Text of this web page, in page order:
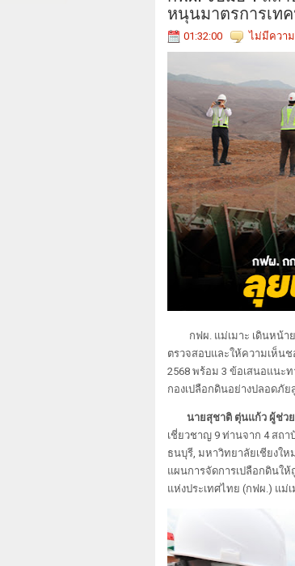
หนุนมาตรการเท
01:32:00 ไม่มีควา
กฟผ. แม่เมาะ เดินหน้
ตรวจสอบและให้ความเห็น
2568 พร้อม 3 ข้อเสนอแนะ
กองเปลือกดินอย่างปลอดภั
นายสุชาติ ตุ่นแก้ว ผู้ช่ว
เชี่ยวชาญ 9 ท่านจาก 4 สถ
ธนบุรี, มหาวิทยาลัยเชียงใ
แผนการจัดการเปลือกดินใ
แห่งประเทศไทย (กฟผ.) แม่